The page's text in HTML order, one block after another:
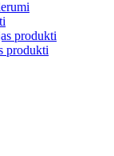
produkti
produkti